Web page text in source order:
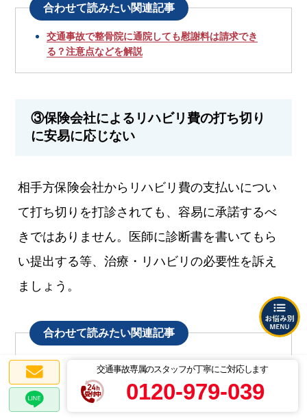
交通事故専属のスタッフが丁寧にご対応します
0120-979-039
合わせて読みたい関連記事
交通事故で整骨院に通院しても慰謝料は請求でき
る？注意点などを解説
③保険会社によるリハビリ費の打ち切り
に安易に応じない
相手方保険会社からリハビリ費の支払いについ
て打ち切りを打診されても、容易に承諾するべ
きではありません。医師に診断書を書いてもら
い提出する等、治療・リハビリの必要性を訴え
ましょう。
合わせて読みたい関連記事
交通事故の治療費は誰に請求できる？健康保険は使